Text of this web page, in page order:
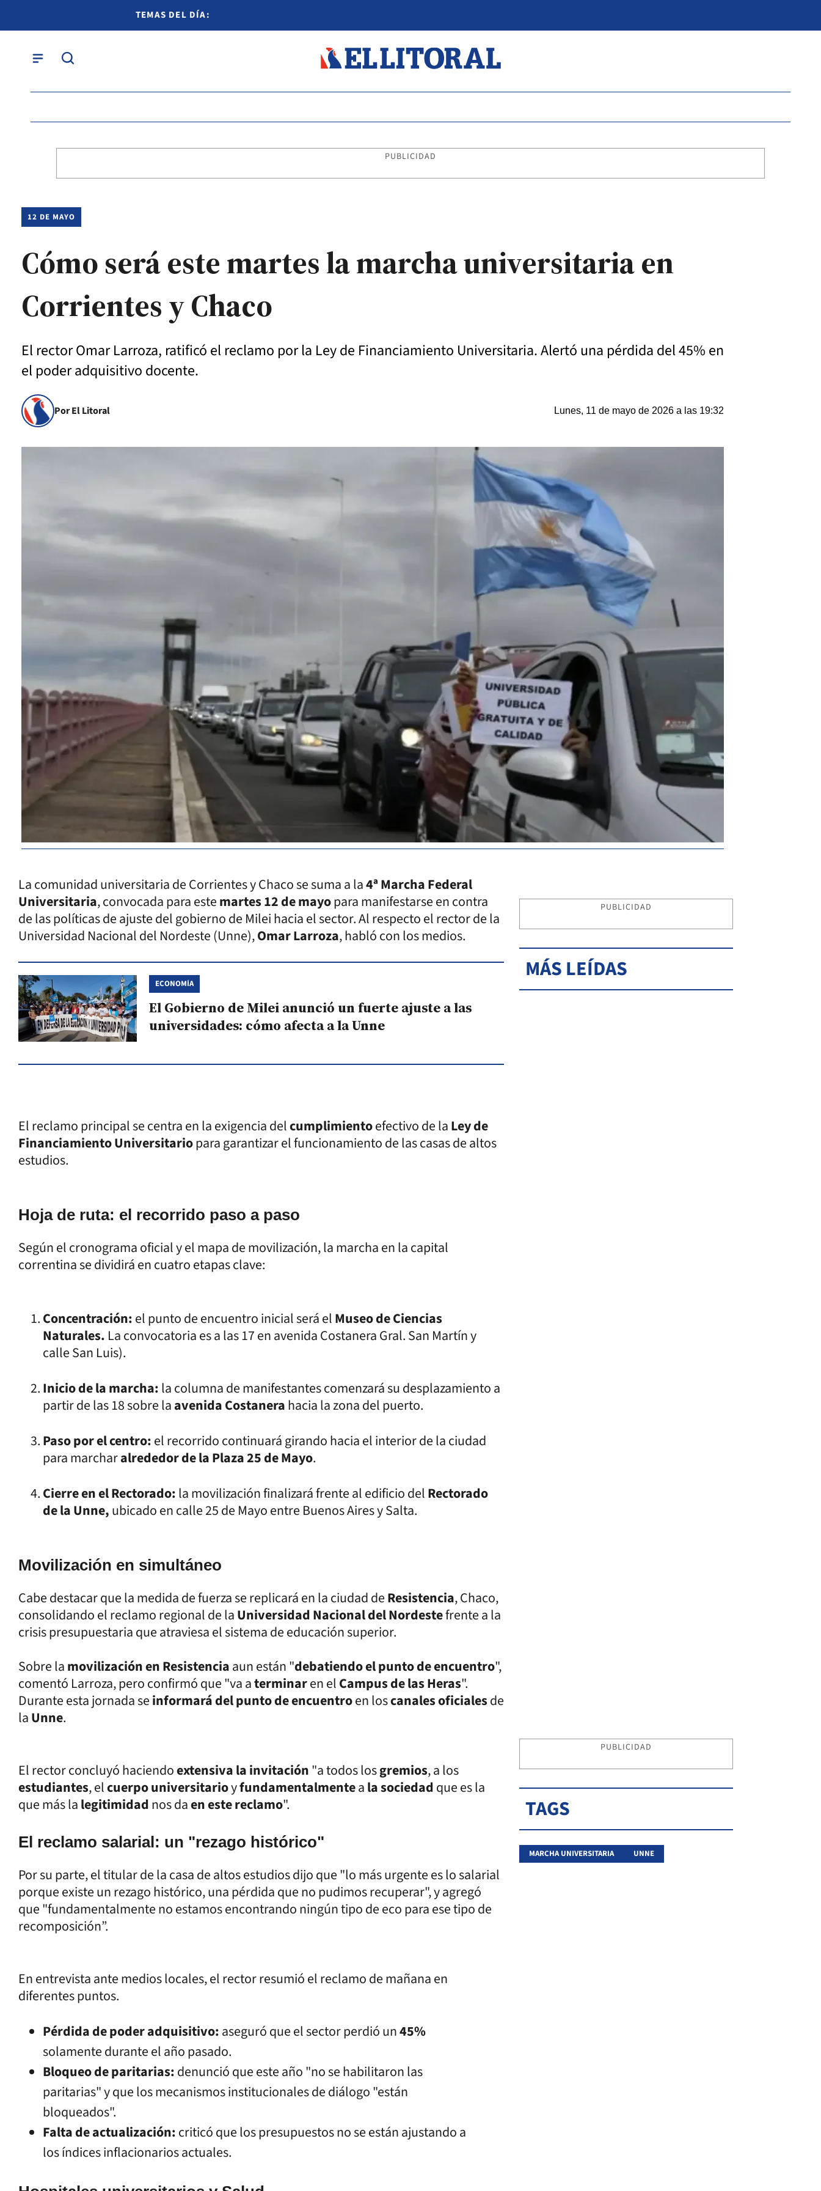
TEMAS DEL DÍA:
PUBLICIDAD
12 DE MAYO
Cómo será este martes la marcha universitaria en
Corrientes y Chaco
El rector Omar Larroza, ratificó el reclamo por la Ley de Financiamiento Universitaria. Alertó una pérdida del 45% en
el poder adquisitivo docente.
Por El Litoral Lunes, 11 de mayo de 2026 a las 19:32
La comunidad universitaria de Corrientes y Chaco se suma a la4ª Marcha Federal
Universitaria, convocada para estemartes 12 de mayopara manifestarse en contra
de las políticas de ajuste del gobierno de Milei hacia el sector. Al respecto el rector de la
Universidad Nacional del Nordeste (Unne),Omar Larroza, habló con los medios.
ECONOMÍA
El Gobierno de Milei anunció un fuerte ajuste a las
universidades: cómo afecta a la Unne
El reclamo principal se centra en la exigencia delcumplimientoefectivo de laLey de
Financiamiento Universitariopara garantizar el funcionamiento de las casas de altos
estudios.
Hoja de ruta: el recorrido paso a paso
Según el cronograma oficial y el mapa de movilización, la marcha en la capital
correntina se dividirá en cuatro etapas clave:
Concentración:el punto de encuentro inicial será elMuseo de Ciencias
Naturales. La convocatoria es a las 17 en avenida Costanera Gral. San Martín y
calle San Luis).
Inicio de la marcha:la columna de manifestantes comenzará su desplazamiento a
partir de las 18 sobre laavenida Costanerahacia la zona del puerto.
Paso por el centro:el recorrido continuará girando hacia el interior de la ciudad
para marcharalrededor de la Plaza 25 de Mayo.
Cierre en el Rectorado:la movilización finalizará frente al edificio delRectorado
de la Unne,ubicado en calle 25 de Mayo entre Buenos Aires y Salta.
Movilización en simultáneo
Cabe destacar que la medida de fuerza se replicará en la ciudad deResistencia, Chaco,
consolidando el reclamo regional de laUniversidad Nacional del Nordestefrente a la
crisis presupuestaria que atraviesa el sistema de educación superior.
Sobre lamovilización en Resistenciaaun están "debatiendo el punto de encuentro",
comentó Larroza, pero confirmó que "va aterminaren elCampus de las Heras".
Durante esta jornada seinformará del punto de encuentroen loscanales oficialesde
laUnne.
El rector concluyó haciendoextensiva la invitación"a todos losgremios, a los
estudiantes, elcuerpo universitarioyfundamentalmenteala sociedadque es la
que más lalegitimidadnos daen este reclamo".
El reclamo salarial: un "rezago histórico"
Por su parte, el titular de la casa de altos estudios dijo que "lo más urgente es lo salarial
porque existe un rezago histórico, una pérdida que no pudimos recuperar", y agregó
que "fundamentalmente no estamos encontrando ningún tipo de eco para ese tipo de
recomposición”.
En entrevista ante medios locales, el rector resumió el reclamo de mañana en
diferentes puntos.
Pérdida de poder adquisitivo:aseguró que el sector perdió un45%
solamente durante el año pasado.
Bloqueo de paritarias:denunció que este año "no se habilitaron las
paritarias" y que los mecanismos institucionales de diálogo "están
bloqueados".
Falta de actualización:criticó que los presupuestos no se están ajustando a
los índices inflacionarios actuales.
PUBLICIDAD
MÁS LEÍDAS
PUBLICIDAD
TAGS
MARCHA UNIVERSITARIA UNNE